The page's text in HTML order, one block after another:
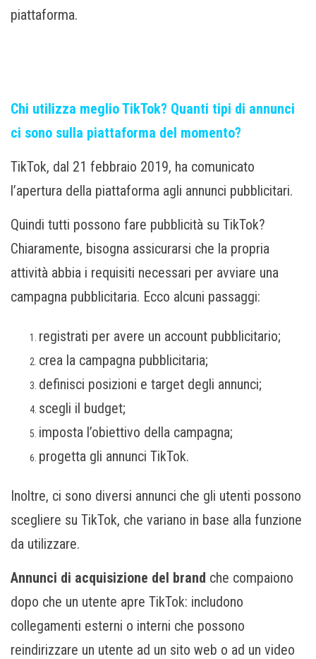
piattaforma.
Chi utilizza meglio TikTok? Quanti tipi di annunci
ci sono sulla piattaforma del momento?
TikTok, dal 21 febbraio 2019, ha comunicato
l’apertura della piattaforma agli annunci pubblicitari.
Quindi tutti possono fare pubblicità su TikTok?
Chiaramente, bisogna assicurarsi che la propria
attività abbia i requisiti necessari per avviare una
campagna pubblicitaria. Ecco alcuni passaggi:
registrati per avere un account pubblicitario;
crea la campagna pubblicitaria;
definisci posizioni e target degli annunci;
scegli il budget;
imposta l’obiettivo della campagna;
progetta gli annunci TikTok.
Inoltre, ci sono diversi annunci che gli utenti possono
scegliere su TikTok, che variano in base alla funzione
da utilizzare.
Annunci di acquisizione del brand che compaiono
dopo che un utente apre TikTok: includono
collegamenti esterni o interni che possono
reindirizzare un utente ad un sito web o ad un video